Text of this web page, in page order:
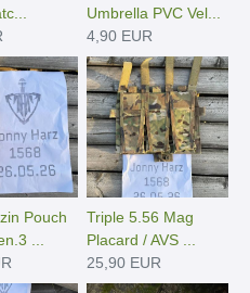
Umbrella PVC Vel...
4,90 EUR
Pouch
...
Triple 5.56 Mag
Placard / AVS ...
25,90 EUR